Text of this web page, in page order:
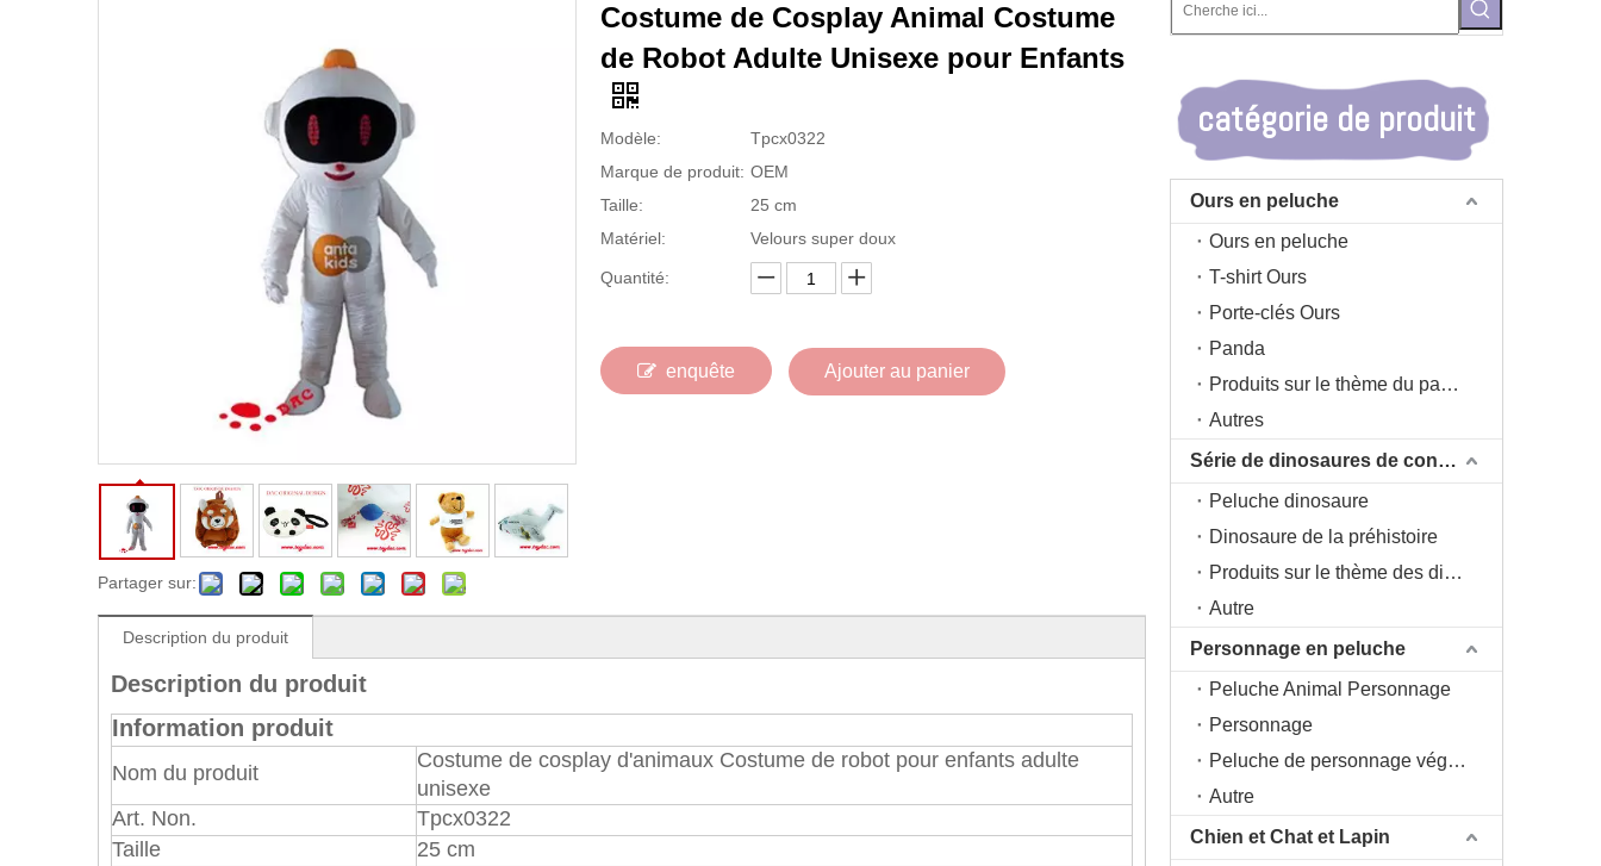
Partager sur:
Costume de Cosplay Animal Costume
de Robot Adulte Unisexe pour Enfants
Modèle:
Tpcx0322
Marque de produit: OEM
Taille:
25 cm
Matériel:
Velours super doux
Quantité:
enquête Ajouter au panier
Description du produit
Description du produit
Information produit
Nom du produit
Costume de cosplay d'animaux Costume de robot pour enfants adulte
unisexe
Art. Non.
Tpcx0322
Taille
25 cm
catégorie de produit
Ours en peluche
Ours en peluche
T-shirt Ours
Porte-clés Ours
Panda
Produits sur le thème du panda
Autres
Série de dinosaures de conception originale DAC
Peluche dinosaure
Dinosaure de la préhistoire
Produits sur le thème des dinosaures
Autre
Personnage en peluche
Peluche Animal Personnage
Personnage
Peluche de personnage végétal
Autre
Chien et Chat et Lapin